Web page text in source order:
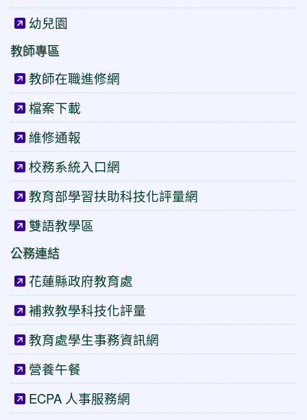
幼兒園
教師專區
教師在職進修網
檔案下載
維修通報
校務系統入口網
教育部學習扶助科技化評量網
雙語教學區
公務連結
花蓮縣政府教育處
補救教學科技化評量
教育處學生事務資訊網
營養午餐
ECPA 人事服務網